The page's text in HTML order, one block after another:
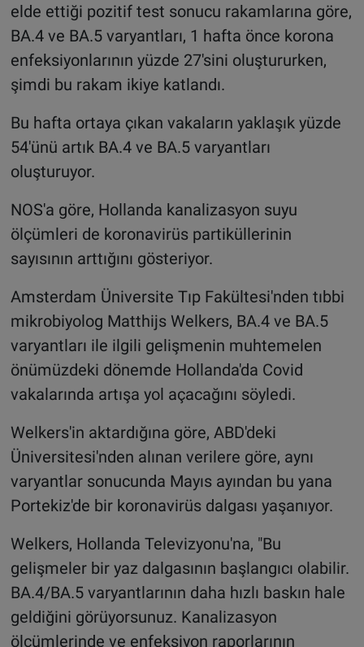
elde ettiği pozitif test sonucu rakamlarına göre,
BA.4 ve BA.5 varyantları, 1 hafta önce korona
enfeksiyonlarının yüzde 27'sini oluştururken,
şimdi bu rakam ikiye katlandı.
Bu hafta ortaya çıkan vakaların yaklaşık yüzde
54'ünü artık BA.4 ve BA.5 varyantları
oluşturuyor.
NOS'a göre, Hollanda kanalizasyon suyu
ölçümleri de koronavirüs partiküllerinin
sayısının arttığını gösteriyor.
Amsterdam Üniversite Tıp Fakültesi'nden tıbbi
mikrobiyolog Matthijs Welkers, BA.4 ve BA.5
varyantları ile ilgili gelişmenin muhtemelen
önümüzdeki dönemde Hollanda'da Covid
vakalarında artışa yol açacağını söyledi.
Welkers'in aktardığına göre, ABD'deki
Üniversitesi'nden alınan verilere göre, aynı
varyantlar sonucunda Mayıs ayından bu yana
Portekiz'de bir koronavirüs dalgası yaşanıyor.
Welkers, Hollanda Televizyonu'na, "Bu
gelişmeler bir yaz dalgasının başlangıcı olabilir.
BA.4/BA.5 varyantlarının daha hızlı baskın hale
geldiğini görüyorsunuz. Kanalizasyon
ölçümlerinde ve enfeksiyon raporlarının